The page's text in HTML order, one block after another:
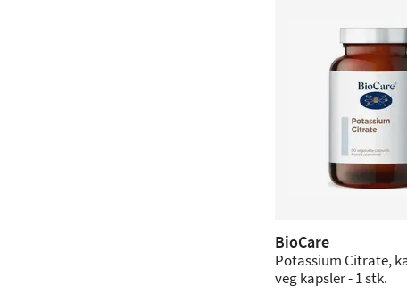
BioCare
Potassium Citrate,
veg kapsler - 1 stk.